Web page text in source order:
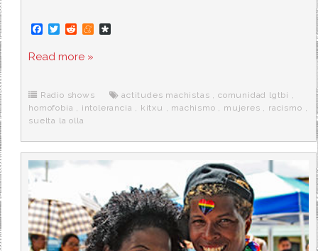
F
e
o
k
T
t
r
R
d
M
e
r
a
Read more »
Radio shows actitudes machistas , comunidad lgtbi ,
homofobia , intolerancia , kitxu , machismo , mujeres , racismo ,
suelta la olla